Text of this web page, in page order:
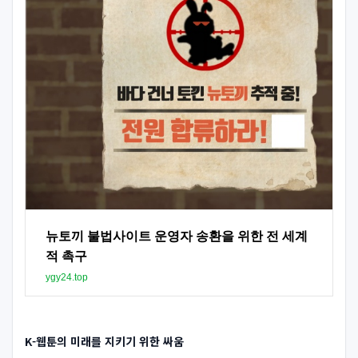
뉴토끼 불법사이트 운영자 송환을 위한 전 세계
적 촉구
ygy24.top
K-웹툰의 미래를 지키기 위한 싸움